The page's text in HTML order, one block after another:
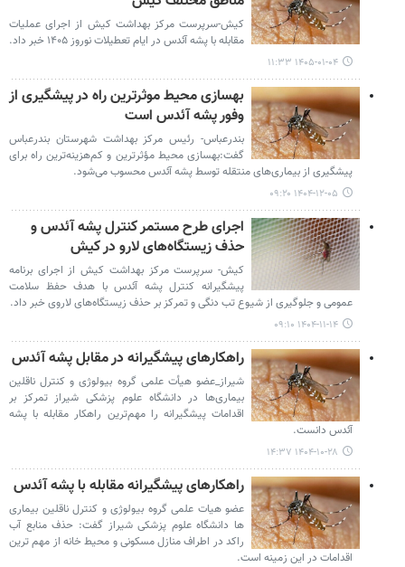
کیش-سرپرست مرکز بهداشت کیش از اجرای عملیات
مقابله با پشه آئدس در ایام تعطیلات نوروز ۱۴۰۵ خبر داد.
۱۴۰۵-۰۱-۰۴ ۱۱:۳۳
بهسازی محیط موثرترین راه در پیشگیری از
وفور پشه آئدس است
بندرعباس- رئیس مرکز بهداشت شهرستان بندرعباس
گفت:بهسازی محیط مؤثرترین و کم‌هزینه‌ترین راه برای
پیشگیری از بیماری‌های منتقله توسط پشه آئدس محسوب می‌شود.
۱۴۰۴-۱۲-۰۵ ۰۹:۲۰
اجرای طرح مستمر کنترل پشه آئدس و
حذف زیستگاه‌های لارو در کیش
کیش- سرپرست مرکز بهداشت کیش از اجرای برنامه
پیشگیرانه کنترل پشه آئدس با هدف حفظ سلامت
عمومی و جلوگیری از شیوع تب دنگی و تمرکز بر حذف زیستگاه‌های لاروی خبر داد.
۱۴۰۴-۱۱-۱۴ ۰۹:۱۰
راهکارهای پیشگیرانه در مقابل پشه آئدس
شیراز_عضو هیأت علمی گروه بیولوژی و کنترل ناقلین
بیماری‌ها در دانشگاه علوم پزشکی شیراز تمرکز بر
اقدامات پیشگیرانه را مهم‌ترین راهکار مقابله با پشه
آئدس دانست.
۱۴۰۴-۱۰-۲۸ ۱۴:۳۷
راهکارهای پیشگیرانه مقابله با پشه آئدس
عضو هیات علمی گروه بیولوژی و کنترل ناقلین بیماری
ها دانشگاه علوم پزشکی شیراز گفت: حذف منابع آب
راکد در اطراف منازل مسکونی و محیط خانه از مهم ترین
اقدامات در این زمینه است.